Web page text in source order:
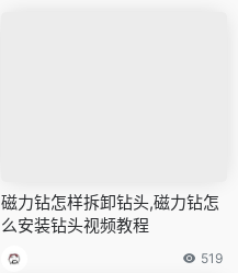
磁力钻怎样拆卸钻头,磁力钻怎
么安装钻头视频教程
519